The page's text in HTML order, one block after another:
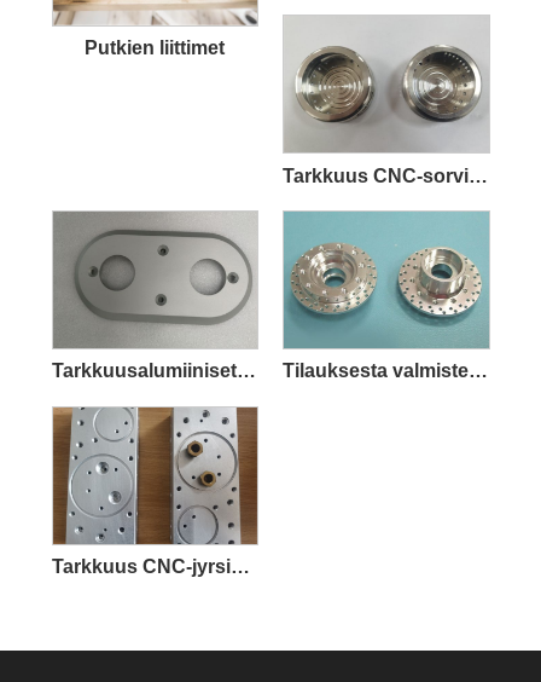
Putkien liittimet
Tarkkuus CNC-sorvin työstöosat
Tarkkuusalumiiniset CNC-työstöosat Tilauksesta valmistetut tarkkuus-CNC-työstöosat
Tarkkuus CNC-jyrsintätyöstöosat